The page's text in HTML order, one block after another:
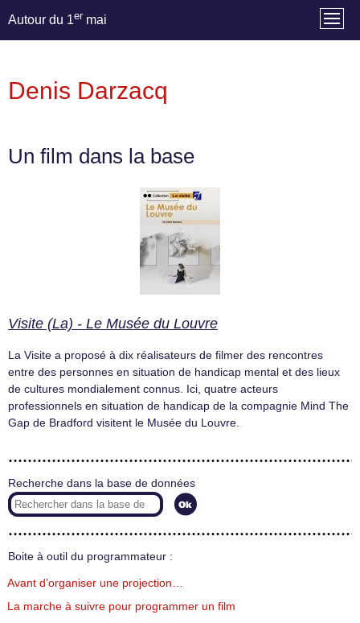
Autour du 1er mai
Denis Darzacq
Un film dans la base
Visite (La) - Le Musée du Louvre
La Visite a proposé à dix réalisateurs de filmer des rencontres
entre des personnes en situation de handicap mental et des lieux
de cultures mondialement connus. Ici, quatre acteurs
professionnels en situation de handicap de la compagnie Mind The
Gap de Bradford visitent le Musée du Louvre.
Recherche dans la base de données
Boite à outil du programmateur :
Avant d’organiser une projection…
La marche à suivre pour programmer un film